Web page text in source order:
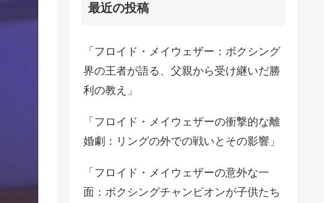
最近の投稿
「フロイド・メイウェザー：ボクシング
界の王者が語る、父親から受け継いだ勝
利の教え」
「フロイド・メイウェザーの衝撃的な離
婚劇：リングの外での戦いとその影響」
「フロイド・メイウェザーの意外な一
面：ボクシングチャンピオンが子供たち